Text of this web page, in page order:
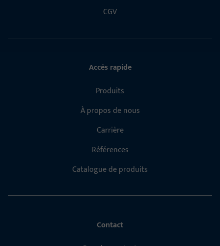
CGV
Accès rapide
Produits
À propos de nous
Carrière
Références
Catalogue de produits
Contact